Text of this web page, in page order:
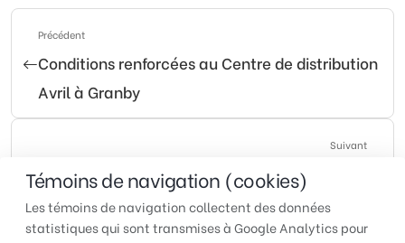
Témoins de navigation (cookies)
Les témoins de navigation collectent des données
statistiques qui sont transmises à Google Analytics pour
Précédent
Conditions renforcées au Centre de distribution
Avril à Granby
Suivant
Entente de six ans pour les chauffeurs et les
hommes de cour de Sunnymel!